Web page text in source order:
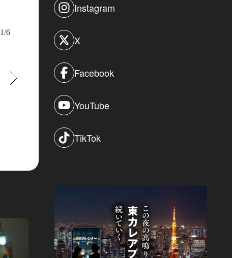
1/6
Instagram
X
Facebook
YouTube
TikTok